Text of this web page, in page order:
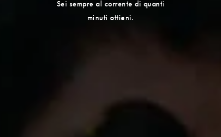
Sei sempre al corrente di quanti
minuti ottieni.